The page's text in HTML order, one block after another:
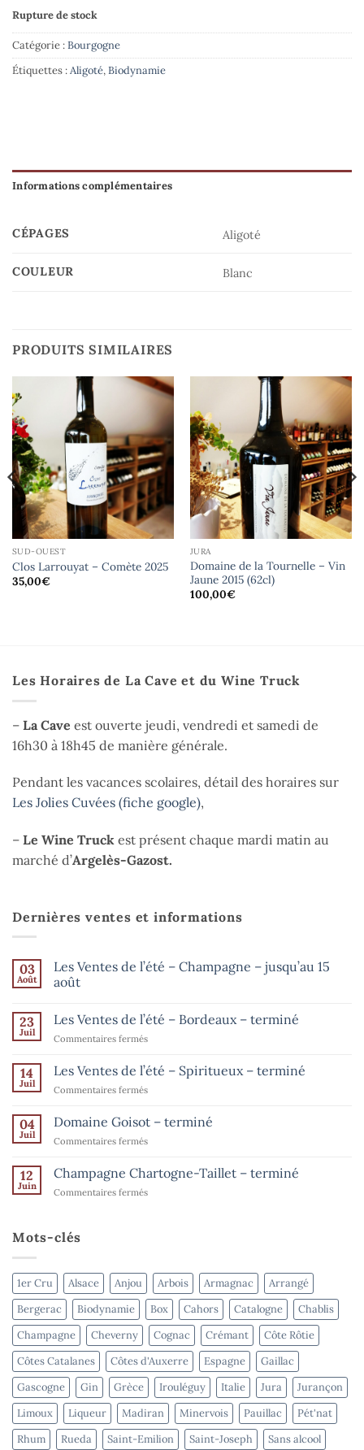
Rupture de stock
Catégorie :Bourgogne
Étiquettes :Aligoté,Biodynamie
Informations complémentaires
CÉPAGES Aligoté
COULEUR Blanc
PRODUITS SIMILAIRES
SUD-OUEST
Clos Larrouyat – Comète 2025
35,00€
JURA
Domaine de la Tournelle – Vin
Jaune 2015 (62cl)
100,00€
Les Horaires de La Cave et du Wine Truck
– La Cave est ouverte jeudi, vendredi et samedi de
16h30 à 18h45 de manière générale.
Pendant les vacances scolaires, détail des horaires sur
Les Jolies Cuvées (fiche google),
– Le Wine Truck est présent chaque mardi matin au
marché d’Argelès-Gazost.
Dernières ventes et informations
03
Août
Les Ventes de l’été – Champagne – jusqu’au 15
août
sur
Ventes
–
–
15
août
23
Juil
Les Ventes de l’été – Bordeaux – terminé
Commentaires ferméssur
Ventes
de
l’été
Bordeaux
14
Juil
Les Ventes de l’été – Spiritueux – terminé
Commentaires ferméssur
Ventes
de
l’été
Spiritueux
04
Juil
Domaine Goisot – terminé
Commentaires ferméssur
Goisot
–
terminé
12
Juin
Champagne Chartogne-Taillet – terminé
Commentaires ferméssur
Mots-clés
1er Cru Alsace Anjou Arbois Armagnac
Arrangé
Bergerac
Biodynamie Box Cahors Catalogne
Chablis
Champagne
Cheverny Cognac Crémant
Côte Rôtie
Côtes Catalanes
Côtes d'Auxerre Espagne
Gaillac
Gascogne
Gin Grèce Irouléguy Italie Jura
Jurançon
Limoux
Liqueur Madiran Minervois Pauillac
Pét'nat
Rhum
Rueda Saint-Emilion Saint-Joseph Sans alcool